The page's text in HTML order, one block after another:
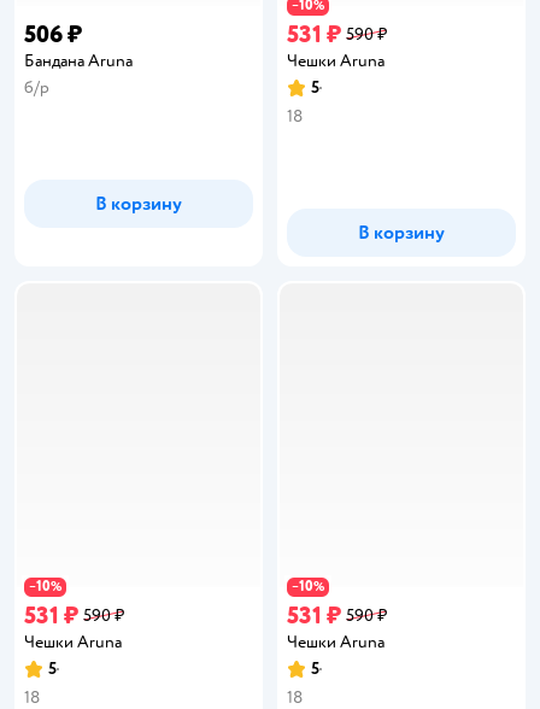
506 ₽
Бандана Aruna
б/р
В корзину
−10%
531 ₽ 590 ₽
Чешки Aruna
Рейтинг:
5
18
В корзину
−10%
531 ₽ 590 ₽
Чешки Aruna
Рейтинг:
5
18
−10%
531 ₽ 590 ₽
Чешки Aruna
Рейтинг:
5
18